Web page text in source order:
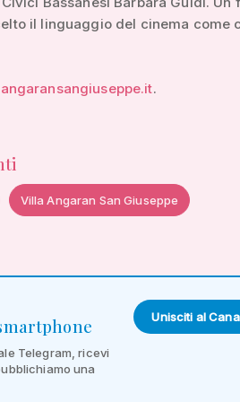
il linguaggio del cinema come
.
Villa Angaran San Giuseppe
Telegram, ricevi
una
Unisciti al